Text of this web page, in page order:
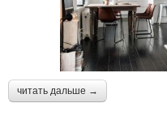
читать дальше →